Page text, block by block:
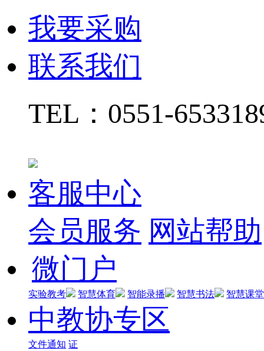
我要采购
联系我们
TEL： 0551-
客服中心
会员服务 网站帮助
微门户
实验教考 智慧体育 智能录播 智慧书法 智慧课堂
中教协专区
文件通知 证